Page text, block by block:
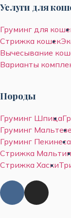
Услуги для
Груминг для
Стрижка кошек
Вычесывание
Варианты
Породы
Груминг Шпица
Груминг Мальтезе
Груминг Пекинеса
Стрижка
Стрижка Хаски